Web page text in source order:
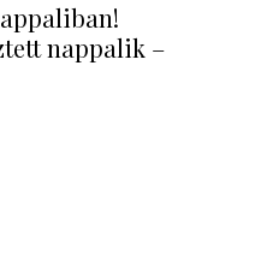
nappalik –